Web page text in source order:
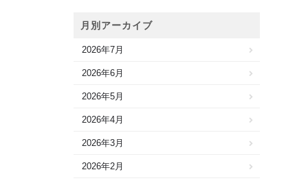
月別アーカイブ
2026年7月
2026年6月
2026年5月
2026年4月
2026年3月
2026年2月